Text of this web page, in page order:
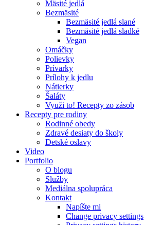
Mäsité jedlá
Bezmäsité
Bezmäsité jedlá slané
Bezmäsité jedlá sladké
Vegan
Omáčky
Polievky
Prívarky
Prílohy k jedlu
Nátierky
Šaláty
Využi to! Recepty zo zásob
Recepty pre rodiny
Rodinné obedy
Zdravé desiaty do školy
Detské oslavy
Video
Portfolio
O blogu
Služby
Mediálna spolupráca
Kontakt
Napíšte mi
Change privacy settings